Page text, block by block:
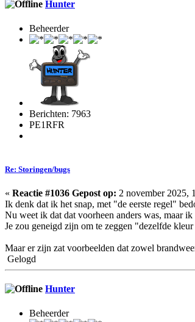
Hunter
Beheerder
Berichten: 7963
PE1RFR
Re: Storingen/bugs
« Reactie #1036 Gepost op: 2 november 2025,
Ik denk dat ik het snap, met "de eerste regel"
Nu weet ik dat dat voorheen anders was, maar
Je zou geneigd zijn om te zeggen "dezelfde
Maar er zijn zat voorbeelden dat zowel
Gelogd
Hunter
Beheerder